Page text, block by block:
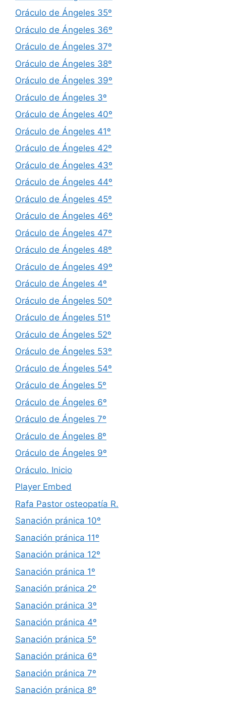
Oráculo de Ángeles 35º
Oráculo de Ángeles 36º
Oráculo de Ángeles 37º
Oráculo de Ángeles 38º
Oráculo de Ángeles 39º
Oráculo de Ángeles 3º
Oráculo de Ángeles 40º
Oráculo de Ángeles 41º
Oráculo de Ángeles 42º
Oráculo de Ángeles 43º
Oráculo de Ángeles 44º
Oráculo de Ángeles 45º
Oráculo de Ángeles 46º
Oráculo de Ángeles 47º
Oráculo de Ángeles 48º
Oráculo de Ángeles 49º
Oráculo de Ángeles 4º
Oráculo de Ángeles 50º
Oráculo de Ángeles 51º
Oráculo de Ángeles 52º
Oráculo de Ángeles 53º
Oráculo de Ángeles 54º
Oráculo de Ángeles 5º
Oráculo de Ángeles 6º
Oráculo de Ángeles 7º
Oráculo de Ángeles 8º
Oráculo de Ángeles 9º
Oráculo. Inicio
Player Embed
Rafa Pastor osteopatía R.
Sanación pránica 10º
Sanación pránica 11º
Sanación pránica 12º
Sanación pránica 1º
Sanación pránica 2º
Sanación pránica 3º
Sanación pránica 4º
Sanación pránica 5º
Sanación pránica 6º
Sanación pránica 7º
Sanación pránica 8º